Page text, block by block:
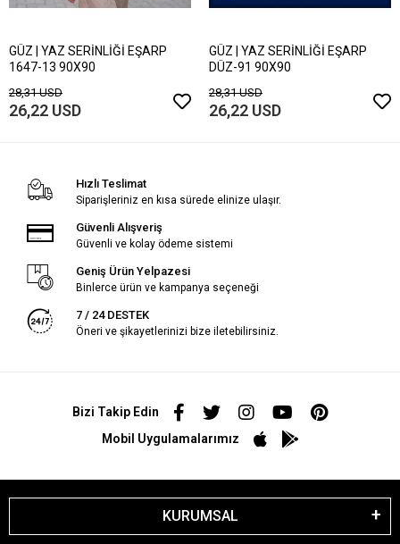
GÜZ | YAZ SERİNLİĞİ EŞARP
1647-13 90X90
28,31 USD
26,22 USD
GÜZ | YAZ SERİNLİĞİ EŞARP
DÜZ-91 90X90
28,31 USD
26,22 USD
Hızlı Teslimat
Siparişleriniz en kısa sürede elinize ulaşır.
Güvenli Alışveriş
Güvenli ve kolay ödeme sistemi
Geniş Ürün Yelpazesi
Binlerce ürün ve kampanya seçeneği
7 / 24 DESTEK
Öneri ve şikayetlerinizi bize iletebilirsiniz.
Bizi Takip Edin
Mobil Uygulamalarımız
KURUMSAL